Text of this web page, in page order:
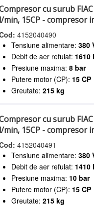
cu surub
min, 15CP - compresor
4152040490
Tensiune alimentare:380
Debit de aer refulat: 1610
Presiune maxima:8 bar
Putere motor (CP): 15 CP
Greutate:215 kg
cu surub
min, 15CP - compresor
4152040491
Tensiune alimentare:380
Debit de aer refulat: 1410
Presiune maxima: 10 bar
Putere motor (CP): 15 CP
Greutate:215 kg